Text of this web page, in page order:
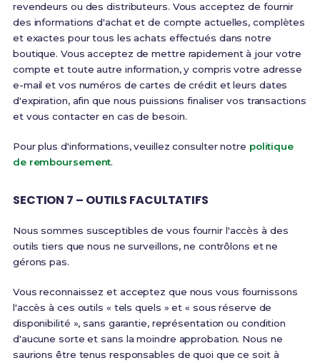
revendeurs ou des distributeurs. Vous acceptez de fournir
des informations d'achat et de compte actuelles, complètes
et exactes pour tous les achats effectués dans notre
boutique. Vous acceptez de mettre rapidement à jour votre
compte et toute autre information, y compris votre adresse
e-mail et vos numéros de cartes de crédit et leurs dates
d'expiration, afin que nous puissions finaliser vos transactions
et vous contacter en cas de besoin.
Pour plus d'informations, veuillez consulter notre politique
de remboursement.
SECTION 7 – OUTILS FACULTATIFS
Nous sommes susceptibles de vous fournir l'accès à des
outils tiers que nous ne surveillons, ne contrôlons et ne
gérons pas.
Vous reconnaissez et acceptez que nous vous fournissons
l'accès à ces outils « tels quels » et « sous réserve de
disponibilité », sans garantie, représentation ou condition
d'aucune sorte et sans la moindre approbation. Nous ne
saurions être tenus responsables de quoi que ce soit à